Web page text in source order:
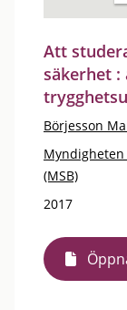
Att
säkerhet :
Börjesson
(MSB)
2017